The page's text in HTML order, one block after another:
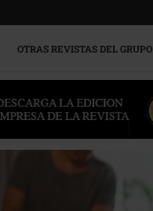
OTRAS REVISTAS DEL GRUPO